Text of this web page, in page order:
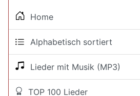
Home
Alphabetisch sortiert
Lieder mit Musik (MP3)
TOP 100 Lieder